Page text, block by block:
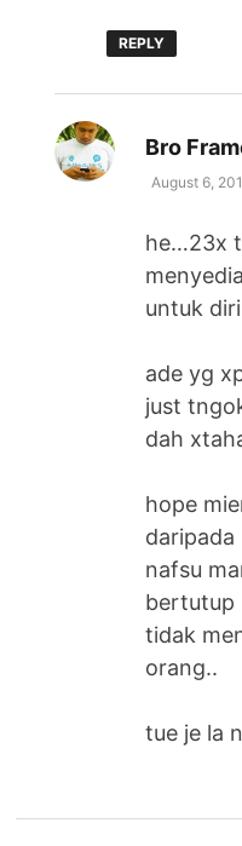
REPLY
Bro
August 6,
he…23x
untuk
ade yg
just
dah
hope
nafsu
bertutup
tidak
orang..
tue je la